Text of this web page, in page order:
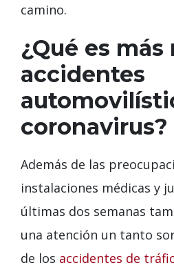
camino.
¿Qué es
accidentes
coronavirus?
Además de las
instalaciones médicas y
últimas dos semanas
una atención un tanto
de los accidentes de